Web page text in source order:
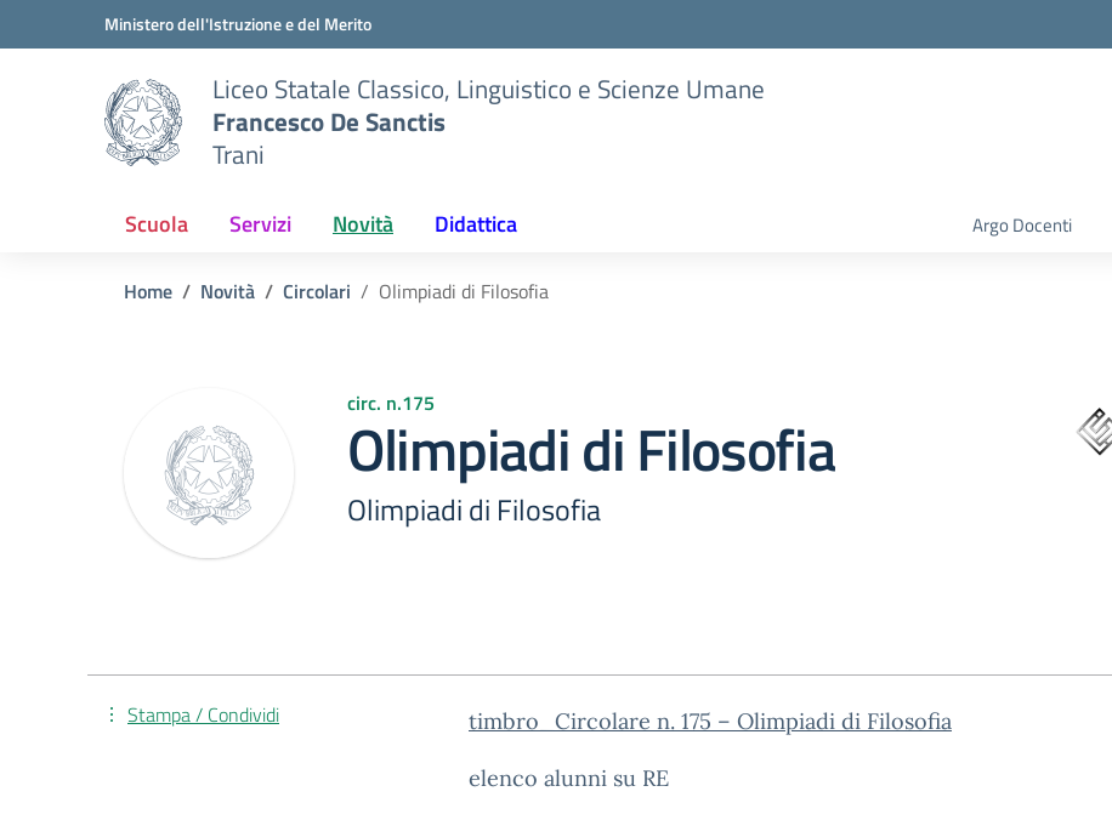
Vai ai contenuti
Vai al menu di navigazioneMinistero dell'Istruzione e del Merito
Liceo Statale Classico, Linguistico e Scienze Umane
Francesco De Sanctis
Trani
Scuola Servizi Novità Didattica Argo Docenti
Home Novità Circolari Olimpiadi di Filosofia
circ. n.175
Olimpiadi di Filosofia
Olimpiadi di Filosofia
timbro_Circolare n. 175 – Olimpiadi di Filosofia
elenco alunni su RE
Stampa / Condividi